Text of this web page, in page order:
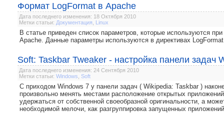
Формат LogFormat в Apache
Дата последнего изменения: 18 Октября 2010
Метки статьи: Документация Linux
В статье приведен список параметров, которые используются
Apache. Данные параметры используются в директивах
Soft: Taskbar Tweaker - настройка панели задач
Дата последнего изменения: 24 Сентября 2010
Метки статьи: Windows Soft
С приходом Windows 7 у панели задач ( Wikipedia: Taskbar )
произвольно менять местами расположение открытых
удержаться от собственной своеобразной оригинальности, а
необходимой мелочи, как разгруппировка запущенных